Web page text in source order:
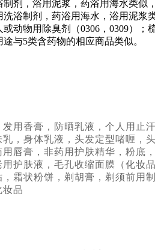
制剂，浴用泥浆，药浴用海水类
洗浴制剂，药浴用海水，浴用泥
动物用除臭剂（0306，0309）；
与5类含药物的相应商品类似。
用香膏，防晒乳液，个人用止
乳，身体乳液，头发定型啫喱，
唇膏，非药用护肤精华，粉底
护肤液，毛孔收缩面膜（化妆
霜状粉饼，剃胡膏，剃须前用
妆品